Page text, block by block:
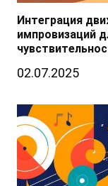
Интеграция
импровизаций
02.07.2025